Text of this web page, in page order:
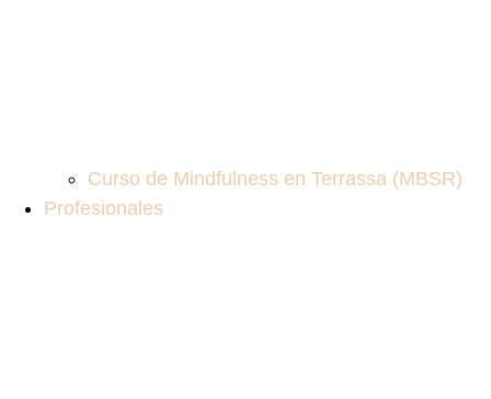
Curso de Mindfulness en Terrassa (MBSR)
Profesionales